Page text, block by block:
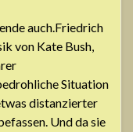
auch.Friedrich
von Kate Bush,
Situation
distanzierter
Und da sie